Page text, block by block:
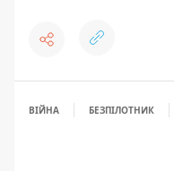
ВІЙНА БЕЗПІЛОТНИК